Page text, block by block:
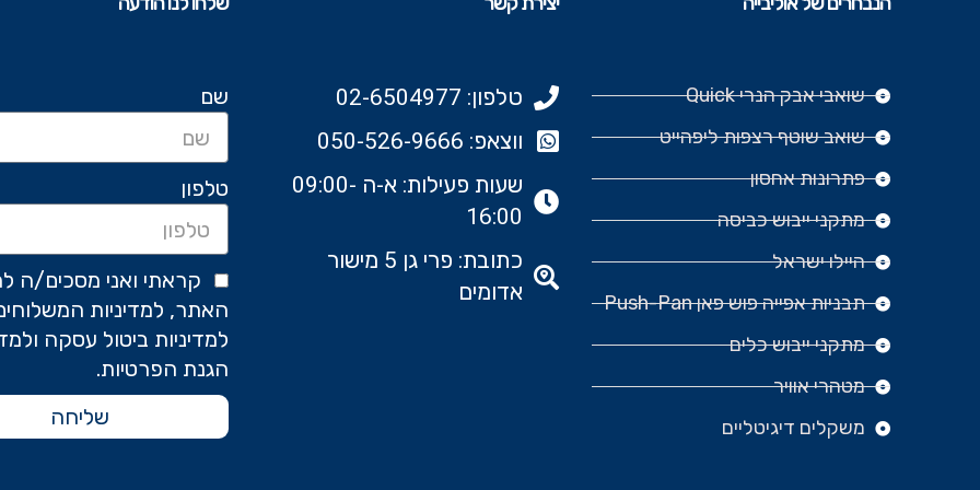
שואבי אבק הנרי Quick
שואב שוטף רצפות ליפהייט
פתרונות אחסון
מתקני ייבוש כביסה
היילו ישראל
תבניות אפייה פוש פאן Push-Pan
מתקני ייבוש כלים
מטהרי אוויר
משקלים דיגיטליים
טלפון: 02-6504977
ווצאפ: 050-526-9666‬
שעות פעילות: א-ה 09:00-
16:00
כתובת: פרי גן 5 מישור
אדומים
שם
טלפון
קראתי ואני מסכים/ה
האתר, למדיניות
למדיניות ביטול עסקה
הגנת הפרטיות.
שליחה